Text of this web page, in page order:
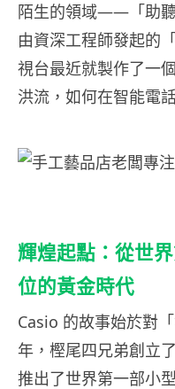
陌生的領域——「助
由資深工程師發起的
視台最近就製作了一
洪流，如何在智能電
輝煌起點：從世
位的黃金時代
Casio 的故事始於對
年，樫尾四兄弟創立
推出了世界第一部小